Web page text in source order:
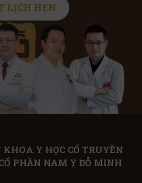
LỊCH HẸN
Y HỌC CỔ TRUYỀN
PHẦN NAM Y ĐỖ MINH